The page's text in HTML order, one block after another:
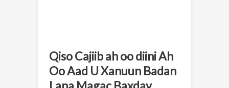
Qiso Cajiib ah oo diini Ah
Oo Aad U Xanuun Badan